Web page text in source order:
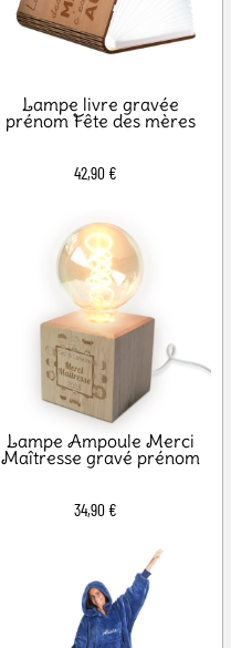
Lampe livre gravée
prénom Fête des mères
42,90 €
Lampe Ampoule Merci
Maîtresse gravé prénom
34,90 €